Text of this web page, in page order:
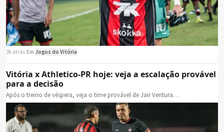
3h atrás Em Jogos do Vitória
Vitória x Athletico-PR hoje: veja a escalação provável
para a decisão
Após o treino de véspera, veja o time provável de Jair Ventura…